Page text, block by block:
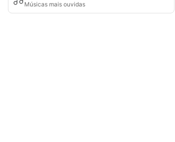
Músicas mais ouvidas